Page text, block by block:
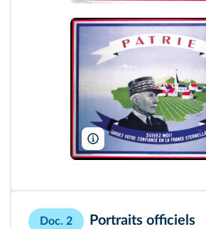
Private Coll./Bridgeman/
Doc. 2 Portraits oﬃciels